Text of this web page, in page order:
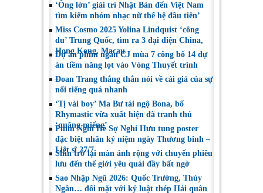
‘Ông lớn’ giải trí Nhật Bản đến Việt Nam
tìm kiếm nhóm nhạc nữ thế hệ đầu tiên’
Miss Cosmo 2025 Yolina Lindquist ‘công
du’ Trung Quốc, tìm ra 3 đại diện China,
Hong Kong, Macau
Dự án phim ngắn CJ mùa 7 công bố 14 dự
án tiềm năng lọt vào Vòng Thuyết trình
Đoan Trang thẳng thắn nói về cái giá của sự
nổi tiếng quá nhanh
‘Tị vài boy’ Ma Bư tái ngộ Bona, bố
Rhymastic vừa xuất hiện đã tranh thủ
‘quăng miếng’
Phim Nghỉ Hè Sợ Nghỉ Hưu tung poster
đặc biệt nhân kỷ niệm ngày Thương binh –
Liệt sĩ 27/7
Shin trở lại màn ảnh rộng với chuyến phiêu
lưu đến thế giới yêu quái đầy bất ngờ
Sao Nhập Ngũ 2026: Quốc Trường, Thúy
Ngân… đối mặt với kỷ luật thép Hải quân